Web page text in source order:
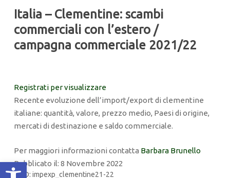
Apri la barra degli strumenti
Italia – Clementine: scambi
commerciali con l’estero /
campagna commerciale 2021/22
Registrati per visualizzare
Recente evoluzione dell’import/export di clementine
italiane: quantità, valore, prezzo medio, Paesi di origine,
mercati di destinazione e saldo commerciale.
Per maggiori informazioni contatta Barbara Brunello
Pubblicato il: 8 Novembre 2022
COD: impexp_clementine21-22